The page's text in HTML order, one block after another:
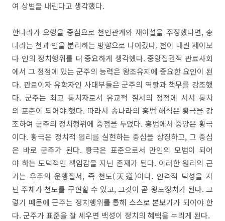
여 상벌을 내린다고 생각했다.
한나라가 오행을 중심으로 천인관계와 재이설을 주장했다면, 송
나라는 천과 인을 분리하는 방향으로 나아갔다. 천이 내린 재이보
다 인의 정치행위를 더 중요하게 생각했다. 중앙집권적 관료사회
에서 그 정점에 있는 군주의 능력은 왕조유지에 중요한 요인이 된
다. 관료이자 유학자인 사대부들은 군주의 역할과 책무를 강조했
다. 군주는 최고 통치자로서 유교적 질서의 정점에 서서 통치
의 표준이 되어야 했다. 따라서 송나라의 홍범 해석은 황극을 강
조하여 군주의 정치행위에 중점을 두었다. 홍범에서 중앙은 황극
이다. 황극은 정치적 원리를 실현하는 중심을 상징하고, 그 중심
은 바로 군주가 된다. 황극은 표준으로서 만인의 모범이 되어
야 하는 도덕적인 책임감을 지닌 존재가 된다. 이러한 원리의 근
거는 우주의 운행질서, 즉 천도(天道)이다. 인격적 덕성을 지
닌 주체가 천도를 구현할 수 있고, 그것이 곧 왕도정치가 된다. 그
렇기 때문에 군주는 정치행위를 통해 스스로 본보기가 되어야 한
다. 군주가 표준을 잘 세우면 백성이 정치의 혜택을 누리게 된다.